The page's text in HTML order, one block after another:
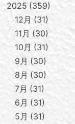
2025 359
12月
31
11月
30
10月
31
9月
30
8月
30
7月
31
6月
31
5月
31